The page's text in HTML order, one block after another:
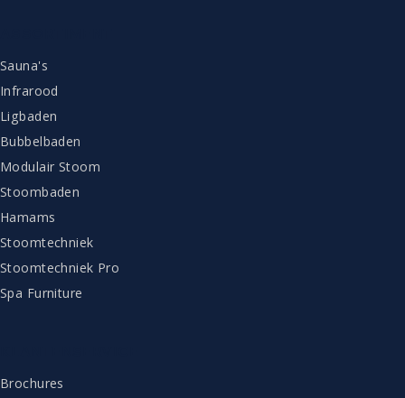
Sauna's
Infrarood
Ligbaden
Bubbelbaden
Modulair Stoom
Stoombaden
Hamams
Stoomtechniek
Stoomtechniek Pro
Spa Furniture
Brochures